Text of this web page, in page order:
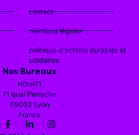
contact
mentions légales
politique d'actions durables et
solidaires
Nos Bureaux
Hôtel71
71 quai Perrache
69002 Lyon
France